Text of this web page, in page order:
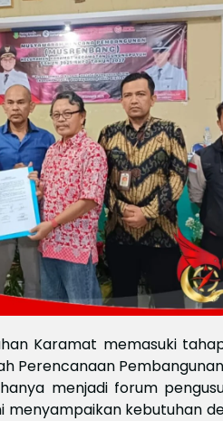
Karamat memasuki
Perencanaan
menjadi forum
kebutuhan